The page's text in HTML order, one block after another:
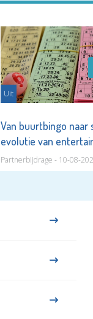
Uit
Van buurtbingo naar
evolutie van
Partnerbijdrage - 10-08-